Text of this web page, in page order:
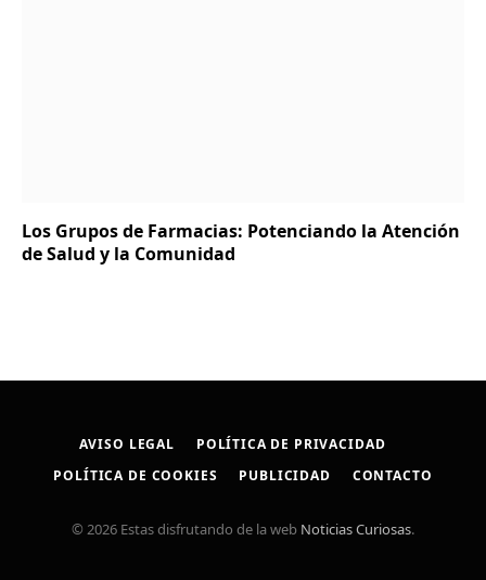
Los Grupos de Farmacias: Potenciando la Atención
de Salud y la Comunidad
AVISO LEGAL
POLÍTICA DE PRIVACIDAD
POLÍTICA DE COOKIES
PUBLICIDAD CONTACTO
© 2026 Estas disfrutando de la web Noticias Curiosas.